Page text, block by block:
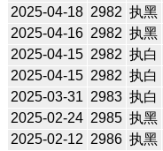
2025-04-18 2982 执黑
2025-04-16 2982 执黑
2025-04-15 2982 执白
2025-04-15 2982 执白
2025-03-31 2983 执白
2025-02-24 2985 执黑
2025-02-12 2986 执黑